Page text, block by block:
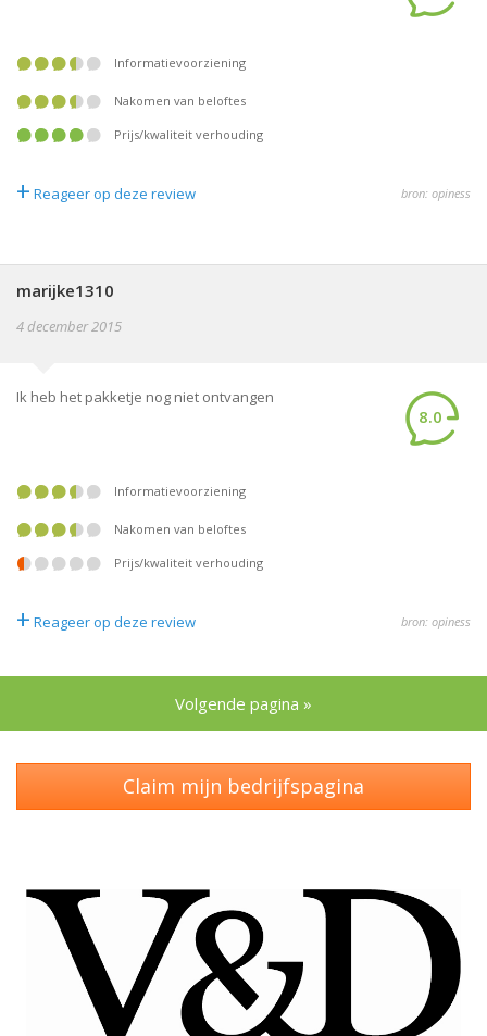
informatievoorziening
nakomen van beloftes
prijs/kwaliteit verhouding
+ Reageer op deze review bron: opiness
marijke1310
4 december 2015
Ik heb het pakketje nog niet ontvangen
8.0
informatievoorziening
nakomen van beloftes
prijs/kwaliteit verhouding
+ Reageer op deze review bron: opiness
Volgende pagina »
Claim mijn bedrijfspagina